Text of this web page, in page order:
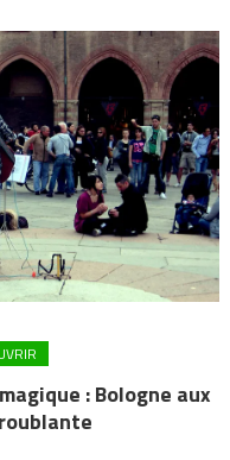
: Bologne aux